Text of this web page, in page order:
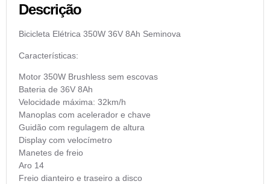
Descrição
Bicicleta Elétrica 350W 36V 8Ah Seminova
Características:
Motor 350W Brushless sem escovas
Bateria de 36V 8Ah
Velocidade máxima: 32km/h
Manoplas com acelerador e chave
Guidão com regulagem de altura
Display com velocímetro
Manetes de freio
Aro 14
Freio dianteiro e traseiro a disco